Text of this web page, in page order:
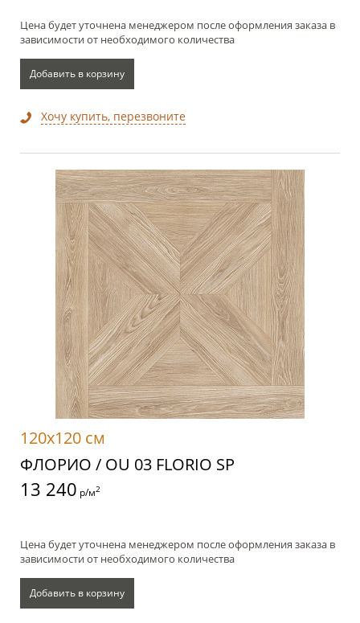
Цена будет уточнена менеджером после оформления заказа в
зависимости от необходимого количества
Добавить в корзину
Хочу купить, перезвоните
120x120 см
ФЛОРИО / OU 03 FLORIO SP
13 240 р/м2
Цена будет уточнена менеджером после оформления заказа в
зависимости от необходимого количества
Добавить в корзину